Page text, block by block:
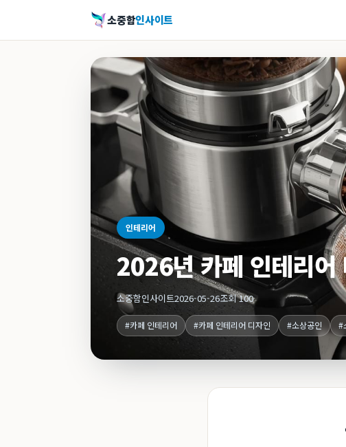
소중함인사이트
인테리어
2026년 카페 인테리어
소중함인사이트2026-05-26조회 100
#카페 인테리어 #카페 인테리어 디자인 #소상공인 #